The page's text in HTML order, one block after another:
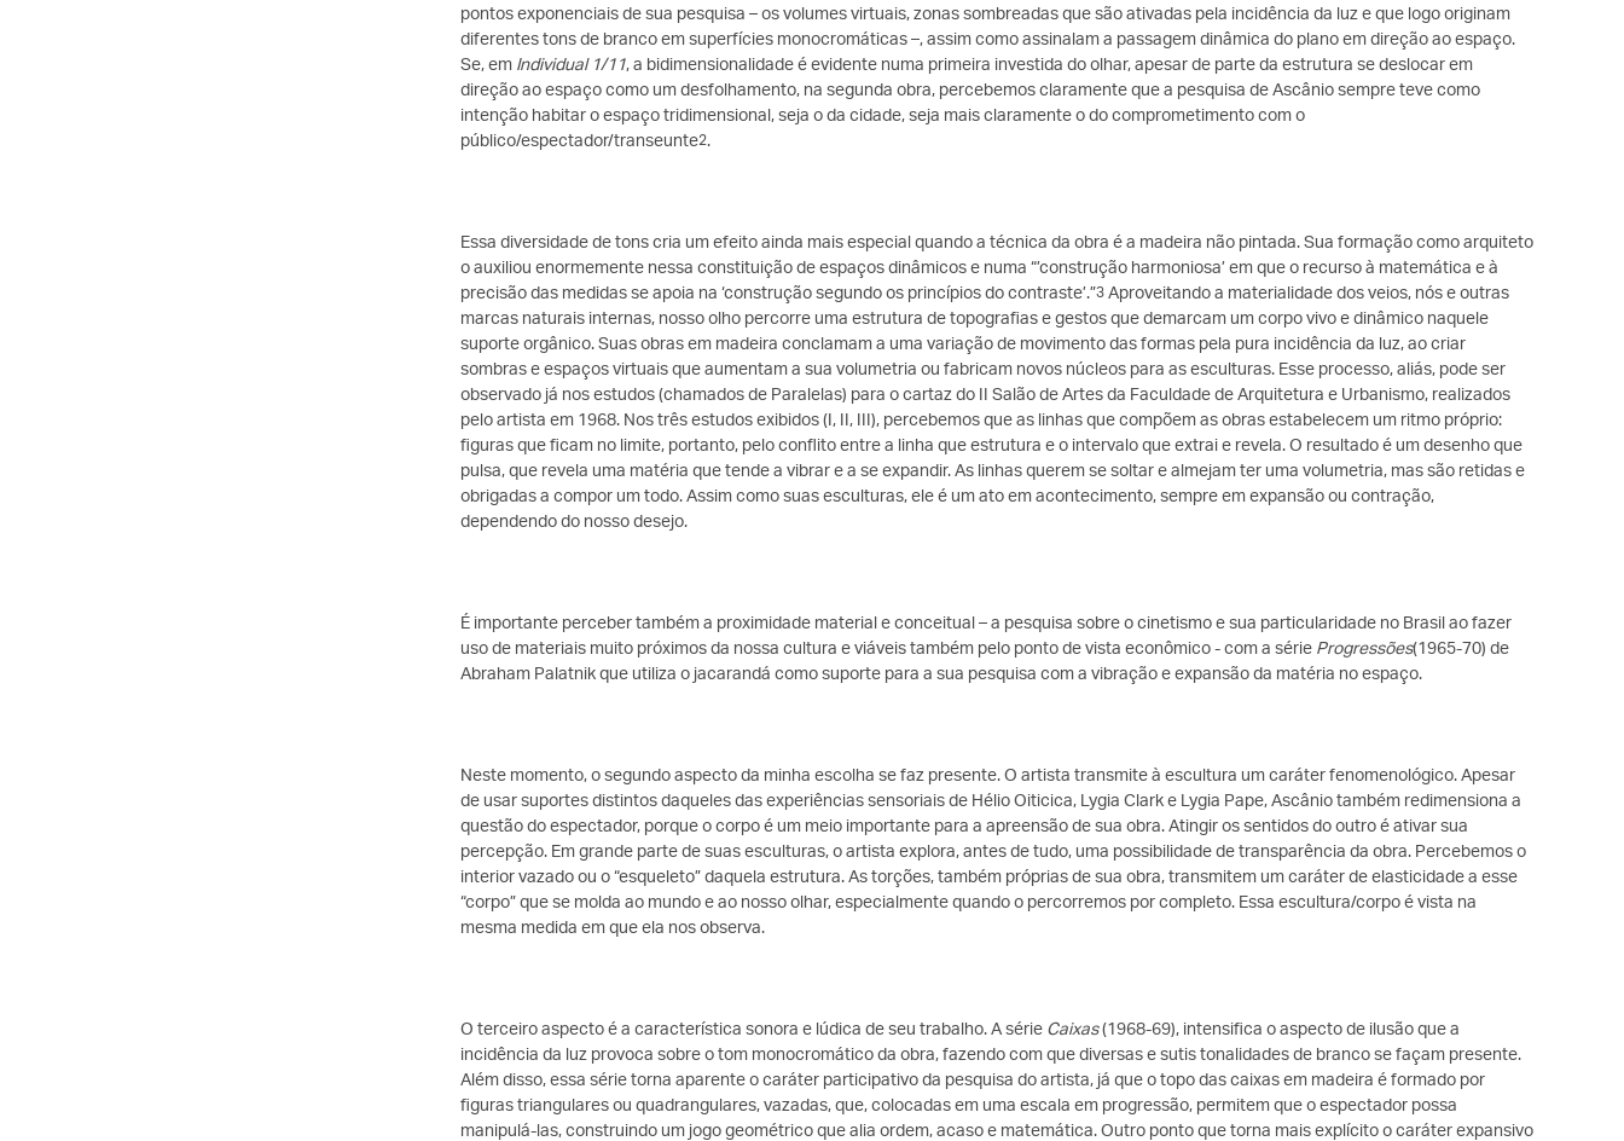
pontos exponenciais de sua pesquisa – os volumes virtuais, zonas sombreadas que são ativadas pela incidência da luz e que logo originam
diferentes tons de branco em superfícies monocromáticas –, assim como assinalam a passagem dinâmica do plano em direção ao espaço.
Se, em Individual 1/11, a bidimensionalidade é evidente numa primeira investida do olhar, apesar de parte da estrutura se deslocar em
direção ao espaço como um desfolhamento, na segunda obra, percebemos claramente que a pesquisa de Ascânio sempre teve como
intenção habitar o espaço tridimensional, seja o da cidade, seja mais claramente o do comprometimento com o
público/espectador/transeunte2.
Essa diversidade de tons cria um efeito ainda mais especial quando a técnica da obra é a madeira não pintada. Sua formação como arquiteto
o auxiliou enormemente nessa constituição de espaços dinâmicos e numa “’construção harmoniosa’ em que o recurso à matemática e à
precisão das medidas se apoia na ‘construção segundo os princípios do contraste’.”3 Aproveitando a materialidade dos veios, nós e outras
marcas naturais internas, nosso olho percorre uma estrutura de topografias e gestos que demarcam um corpo vivo e dinâmico naquele
suporte orgânico. Suas obras em madeira conclamam a uma variação de movimento das formas pela pura incidência da luz, ao criar
sombras e espaços virtuais que aumentam a sua volumetria ou fabricam novos núcleos para as esculturas. Esse processo, aliás, pode ser
observado já nos estudos (chamados de Paralelas) para o cartaz do II Salão de Artes da Faculdade de Arquitetura e Urbanismo, realizados
pelo artista em 1968. Nos três estudos exibidos (I, II, III), percebemos que as linhas que compõem as obras estabelecem um ritmo próprio:
figuras que ficam no limite, portanto, pelo conflito entre a linha que estrutura e o intervalo que extrai e revela. O resultado é um desenho que
pulsa, que revela uma matéria que tende a vibrar e a se expandir. As linhas querem se soltar e almejam ter uma volumetria, mas são retidas e
obrigadas a compor um todo. Assim como suas esculturas, ele é um ato em acontecimento, sempre em expansão ou contração,
dependendo do nosso desejo.
É importante perceber também a proximidade material e conceitual – a pesquisa sobre o cinetismo e sua particularidade no Brasil ao fazer
uso de materiais muito próximos da nossa cultura e viáveis também pelo ponto de vista econômico - com a série Progressões(1965-70) de
Abraham Palatnik que utiliza o jacarandá como suporte para a sua pesquisa com a vibração e expansão da matéria no espaço.
Neste momento, o segundo aspecto da minha escolha se faz presente. O artista transmite à escultura um caráter fenomenológico. Apesar
de usar suportes distintos daqueles das experiências sensoriais de Hélio Oiticica, Lygia Clark e Lygia Pape, Ascânio também redimensiona a
questão do espectador, porque o corpo é um meio importante para a apreensão de sua obra. Atingir os sentidos do outro é ativar sua
percepção. Em grande parte de suas esculturas, o artista explora, antes de tudo, uma possibilidade de transparência da obra. Percebemos o
interior vazado ou o “esqueleto” daquela estrutura. As torções, também próprias de sua obra, transmitem um caráter de elasticidade a esse
“corpo” que se molda ao mundo e ao nosso olhar, especialmente quando o percorremos por completo. Essa escultura/corpo é vista na
mesma medida em que ela nos observa.
O terceiro aspecto é a característica sonora e lúdica de seu trabalho. A série Caixas(1968-69), intensifica o aspecto de ilusão que a
incidência da luz provoca sobre o tom monocromático da obra, fazendo com que diversas e sutis tonalidades de branco se façam presente.
Além disso, essa série torna aparente o caráter participativo da pesquisa do artista, já que o topo das caixas em madeira é formado por
figuras triangulares ou quadrangulares, vazadas, que, colocadas em uma escala em progressão, permitem que o espectador possa
manipulá-las, construindo um jogo geométrico que alia ordem, acaso e matemática. Outro ponto que torna mais explícito o caráter expansivo